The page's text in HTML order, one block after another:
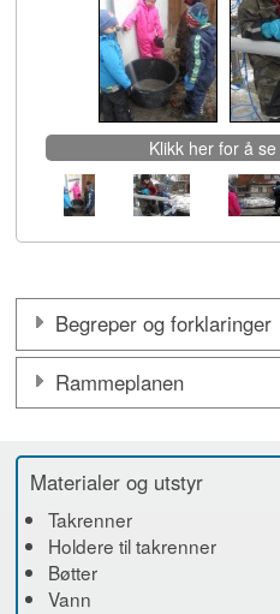
Klikk her for å se
Begreper og forklaringer
Rammeplanen
Materialer og utstyr
Takrenner
Holdere til takrenner
Bøtter
Vann